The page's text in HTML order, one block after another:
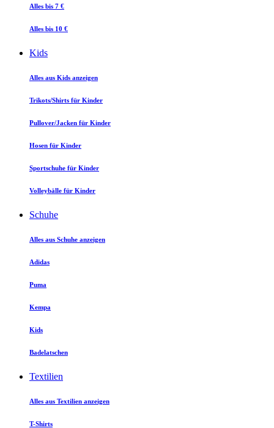
Alles bis 7 €
Alles bis 10 €
Kids
Alles aus Kids anzeigen
Trikots/Shirts für Kinder
Pullover/Jacken für Kinder
Hosen für Kinder
Sportschuhe für Kinder
Volleybälle für Kinder
Schuhe
Alles aus Schuhe anzeigen
Adidas
Puma
Kempa
Kids
Badelatschen
Textilien
Alles aus Textilien anzeigen
T-Shirts